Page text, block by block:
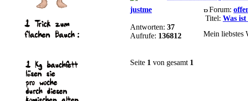
justme
Antworten: 37
Aufrufe: 136812
Forum:
Titel: Was
Mein liebstes
Seite 1 von gesamt 1